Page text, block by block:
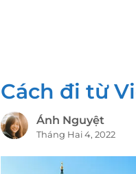
Cách đi từ
Ánh Nguyệt
Tháng Hai 4, 2022